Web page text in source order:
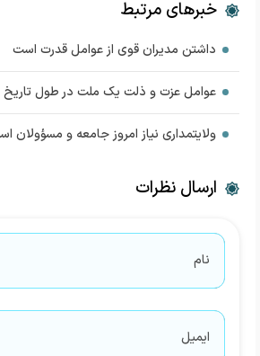
خبرهای مرتبط
داشتن مدیران قوی از عوامل قدرت است
عوامل عزت و ذلت یک ملت در طول
ولایتمداری نیاز امروز جامعه و مسؤولان
ارسال نظرات